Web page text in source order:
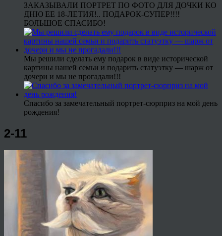
ЗАКАЗЫВАЛИ ПОРТРЕТ ПО ФОТО ДЛЯ ДОЧКИ КО
ДНЮ ЕЕ 18-ЛЕТИЯ!.. ПОДАРОК-СУПЕР!!!!
БОЛЬШОЕ СПАСИБО!
Мы решили сделать ему подарок в виде исторической
картины нашей семьи и подарить статуэтку — шарж от
дочери и мы не прогадали!!!
Спасибо за замечательный портрет-сюрприз на мой день
рождения!
2-11